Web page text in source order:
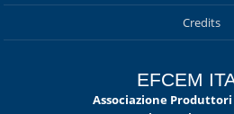
Credits
EFCEM
Associazione